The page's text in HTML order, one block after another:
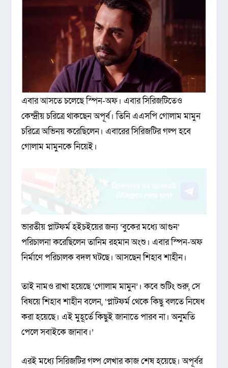
এবার আসতে চলেছে স্পিন-অফ। এবার সিরিজটিতেও
কেন্দ্রীয় চরিত্রে থাকছেন অপূর্ব। তিনি এএসপি গোলাম মামুন
চরিত্রে অভিনয় করেছিলেন। এবারের সিরিজটির গল্প হবে
গোলাম মামুনকে নিয়েই।
ভারতীয় প্লাটফর্ম হইচইয়ের জন্য ‘বুকের মধ্যে আগুন’
পরিচালনা করেছিলেন তানিম রহমান অংশু। এবার স্পিন-অফ
নির্মাণে পরিচালক বদল ঘটছে। আসছেন শিহাব শাহীন।
তাই নামও রাখা হয়েছে ‘গোলাম মামুন’। কবে শুটিং শুরু, সে
বিষয়ে শিহাব শাহীন বলেন, ‘প্লাটফর্ম থেকে কিছু বলতে নিষেধ
করা হয়েছে। এই মুহূর্তে কিছুই জানাতে পারব না। অনুমতি
পেলে সবাইকে জানাব।’
এরই মধ্যে সিরিজটির গল্প লেখার কাজ শেষ হয়েছে। অপূর্বর